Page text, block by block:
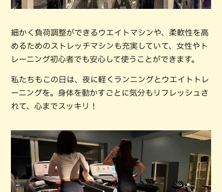
細かく負荷調整ができるウエイトマシンや、柔軟性を高
めるためのストレッチマシンも充実していて、女性やト
レーニング初心者でも安心して使うことができます。
私たちもこの日は、夜に軽くランニングとウエイトトレ
ーニングを。身体を動かすごとに気分もリフレッシュさ
れて、心までスッキリ！